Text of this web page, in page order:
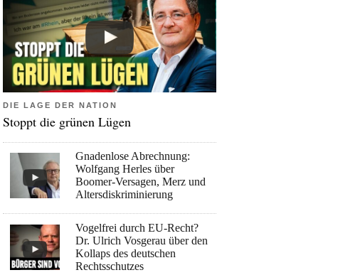
DIE LAGE DER NATION
Stoppt die grünen Lügen
Gnadenlose Abrechnung:
Wolfgang Herles über
Boomer-Versagen, Merz und
Altersdiskriminierung
Vogelfrei durch EU-Recht?
Dr. Ulrich Vosgerau über den
Kollaps des deutschen
Rechtsschutzes